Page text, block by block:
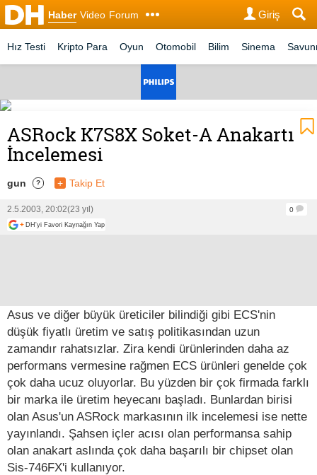
Haber Video Forum Giriş
Hız Testi Kripto Para Oyun Otomobil Bilim Sinema
ASRock K7S8X Soket-A Anakartı
İncelemesi
gun ? + Takip Et
2.5.2003, 20:02(23 yıl)
0
+ DH'yi Favori Kaynağın Yap
Asus ve diğer büyük üreticiler bilindiği gibi ECS'nin
düşük fiyatlı üretim ve satış politikasından uzun
zamandır rahatsızlar. Zira kendi ürünlerinden daha az
performans vermesine rağmen ECS ürünleri genelde çok
çok daha ucuz oluyorlar. Bu yüzden bir çok firmada farklı
bir marka ile üretim heyecanı başladı. Bunlardan birisi
olan Asus'un ASRock markasının ilk incelemesi ise nette
yayınlandı. Şahsen içler acısı olan performansa sahip
olan anakart aslında çok daha başarılı bir chipset olan
Sis-746FX'i kullanıyor.